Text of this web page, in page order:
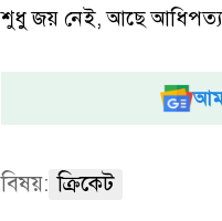
শুধু জয় নেই, আছে আধিপত্য;
বিষয়: ক্রিকেট